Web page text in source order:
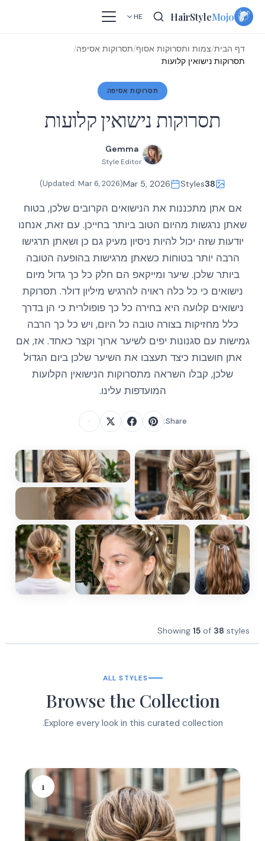
Skip
HairStyleMojo
HE
דף הבית/צמות ותסרוקות אסוף/תסרוקות אסיפה/
תסרוקות נישואין קלועות
תסרוקות אסיפה
תסרוקות נישואין קלועות
Gemma
Style Editor
38
Styles
Mar 5, 2026
(Updated:
Mar 6, 2026
)
אם אתן מתכננות את הנישואים הקרובים שלכן, בטוח
שאתן נרגשות מהיום הטוב ביותר בחייכן. עם זאת, אנחנו
יודעות שזה יכול להיות ניסיון מעיק גם כן ושאתן תרגישו
הרבה יותר בטוחות כשאתן מרגישות בהופעה הטובה
ביותר שלכן. שיער ומייקאפ הם חלק כל כך גדול מיום
נישואים כי כל כלה ראויה להרגיש מיליון דולר. תסרוקת
נישואים קלועה היא בחירה כל כך פופולרית כי הן בדרך
כלל מחזיקות בצורה טובה כל היום, ויש כל כך הרבה
גמישות עם סגנונות יפים לשיער ארוך וקצר כאחד. אז, אם
אתן חושבות כיצד תעצבו את השיער שלכן ביום הגדול
שלכן, קבלו השראה מתסרוקות הנישואין הקלועות
המועדפות עלינו.
Share:
Showing 15 of 38 styles
ALL STYLES
Browse the Collection
Explore every look in this curated collection.
1